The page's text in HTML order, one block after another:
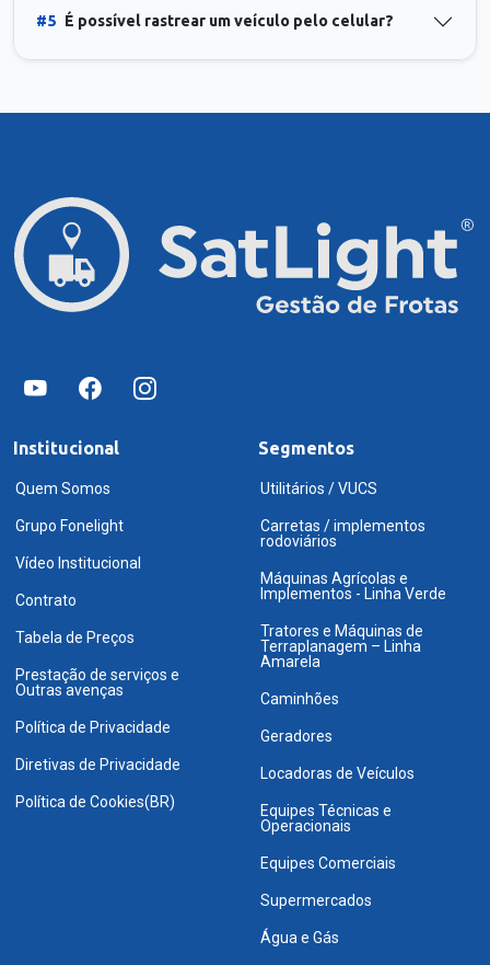
#5 É possível rastrear um veículo pelo celular?
Institucional
Quem Somos
Grupo Fonelight
Vídeo Institucional
Contrato
Tabela de Preços
Prestação de serviços e
Outras avenças
Política de Privacidade
Diretivas de Privacidade
Política de Cookies(BR)
Segmentos
Utilitários / VUCS
Carretas / implementos
rodoviários
Máquinas Agrícolas e
Implementos - Linha Verde
Tratores e Máquinas de
Terraplanagem – Linha
Amarela
Caminhões
Geradores
Locadoras de Veículos
Equipes Técnicas e
Operacionais
Equipes Comerciais
Supermercados
Água e Gás